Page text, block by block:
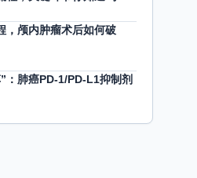
，颅内肿瘤术后如何破
”：肺癌PD-1/PD-L1抑制剂